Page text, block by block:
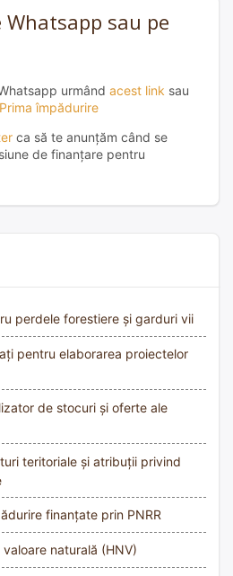
2022, la nivelul fiecărui […]
Whatsapp sau pe
urmând acest link sau
Prima împădurire
ca să te anunțăm când se
de finanțare pentru
perdele forestiere și garduri vii
pentru elaborarea proiectelor
de stocuri și oferte ale
teritoriale și atribuții privind
finanțate prin PNRR
naturală (HNV)